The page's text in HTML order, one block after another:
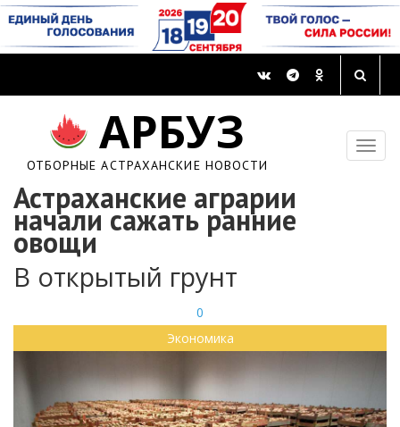
АРБУЗ
ОТБОРНЫЕ АСТРАХАНСКИЕ НОВОСТИ
Астраханские аграрии
начали сажать ранние
овощи
В открытый грунт
0
Экономика